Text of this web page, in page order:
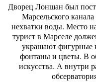
Дворец Лоншан был
Марсельского
нехватки воды. Место
турист в Марселе
украшают фигурные
фонтаны и цветы. В
искусства. А внутри